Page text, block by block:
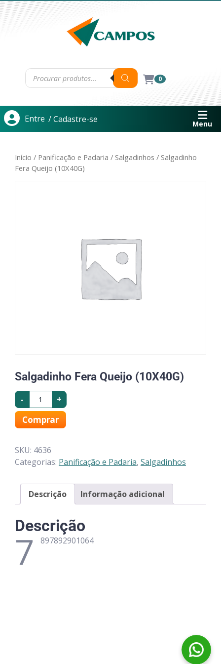
0
Entre / Cadastre-se Menu
Início / Panificação e Padaria / Salgadinhos / Salgadinho
Fera Queijo (10X40G)
Salgadinho Fera Queijo (10X40G)
- +
Comprar
SKU: 4636
Categorias: Panificação e Padaria, Salgadinhos
Descrição Informação adicional
Descrição
7 897892901064